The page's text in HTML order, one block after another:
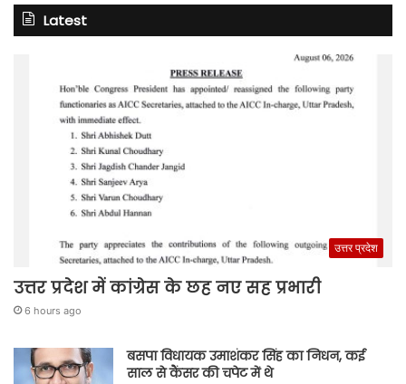
Latest
उत्तर प्रदेश
उत्तर प्रदेश में कांग्रेस के छह नए सह प्रभारी
6 hours ago
बसपा विधायक उमाशंकर सिंह का निधन, कई
साल से कैंसर की चपेट में थे